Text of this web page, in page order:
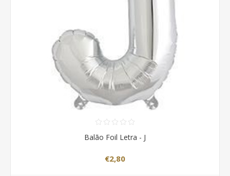
Balão Foil Letra - J
€2,80